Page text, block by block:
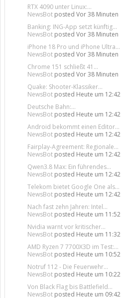
RTX 4090 unter Linux:...
NewsBot posted Vor 38 Minuten
Banking: ING-App setzt künftig...
NewsBot posted Vor 38 Minuten
iPhone 18 Pro und iPhone Ultra...
NewsBot posted Vor 38 Minuten
Chrome 151 schließt 41...
NewsBot posted Vor 38 Minuten
Quake: Shooter-Klassiker...
NewsBot posted Heute um
Deutsche Bahn:...
NewsBot posted Heute um
Android bekommt einen Editor...
NewsBot posted Heute um
Fairplay-Agreement: Regionale...
NewsBot posted Heute um
Qwen3.8 Max: Ein führendes...
NewsBot posted Heute um
Telekom bietet Google One als...
NewsBot posted Heute um
Nach fast zehn Jahren: Intel...
NewsBot posted Heute um
Nvidia warnt vor kritischer...
NewsBot posted Heute um
AMD Ryzen 7 7700X3D im Test:...
NewsBot posted Heute um
Notruf 112 - Die Feuerwehr...
NewsBot posted Heute um
Von Black Flag bis Battlefield...
NewsBot posted Heute um